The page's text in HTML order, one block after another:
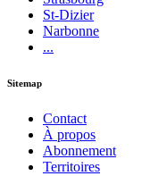
St-Dizier
Narbonne
...
Sitemap
Contact
À propos
Abonnement
Territoires